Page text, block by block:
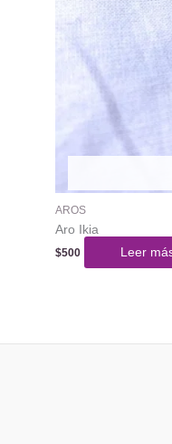
AROS
Aro Ikia
$500 Leer